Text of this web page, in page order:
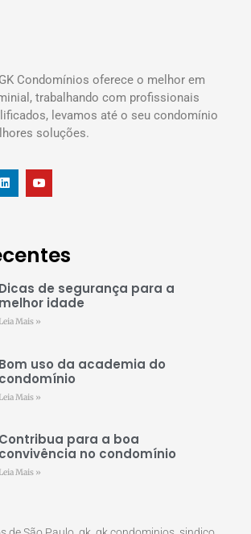
Condomínios oferece o melhor em
trabalhando com profissionais
levamos até o seu condomínio
soluções.
Dicas de segurança para a
melhor idade
Mais »
Bom uso da academia do
condomínio
Leia Mais »
Contribua para a boa
convivência no condomínio
Mais »